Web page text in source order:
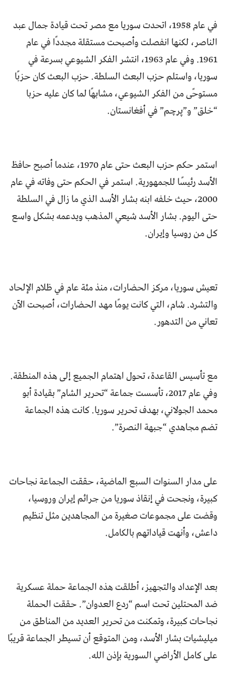
في عام 1958، اتحدت سوريا مع مصر تحت قيادة جمال عبد
الناصر، لكنها انفصلت وأصبحت مستقلة مجددًا في عام
1961. وفي عام 1963، انتشر الفكر الشيوعي بسرعة في
سوريا، واستلم حزب البعث السلطة. حزب البعث كان حزبًا
مستوحًى من الفكر الشيوعي، مشابهًا لما كان عليه حزبا
“خلق” و”پرچم” في أفغانستان.
استمر حكم حزب البعث حتى عام 1970، عندما أصبح حافظ
الأسد رئيسًا للجمهورية. استمر في الحكم حتى وفاته في عام
2000، حيث خلفه ابنه بشار الأسد الذي ما زال في السلطة
حتى اليوم. بشار الأسد شيعي المذهب ويدعمه بشكل واسع
كل من روسيا وإيران.
تعيش سوريا، مركز الحضارات، منذ مئة عام في ظلام الإلحاد
والتشرد. شام، التي كانت يومًا مهد الحضارات، أصبحت الآن
تعاني من التدهور.
مع تأسيس القاعدة، تحول اهتمام الجميع إلى هذه المنطقة.
وفي عام 2017، تأسست جماعة “تحرير الشام” بقيادة أبو
محمد الجولاني، بهدف تحرير سوريا. كانت هذه الجماعة
تضم مجاهدي “جبهة النصرة”.
على مدار السنوات السبع الماضية، حققت الجماعة نجاحات
كبيرة، ونجحت في إنقاذ سوريا من جرائم إيران وروسيا،
وقضت على مجموعات صغيرة من المجاهدين مثل تنظيم
داعش، وأنهت قياداتهم بالكامل.
بعد الإعداد والتجهيز، أطلقت هذه الجماعة حملة عسكرية
ضد المحتلين تحت اسم “ردع العدوان”. حققت الحملة
نجاحات كبيرة، وتمكنت من تحرير العديد من المناطق من
ميليشيات بشار الأسد، ومن المتوقع أن تسيطر الجماعة قريبًا
على كامل الأراضي السورية بإذن الله.